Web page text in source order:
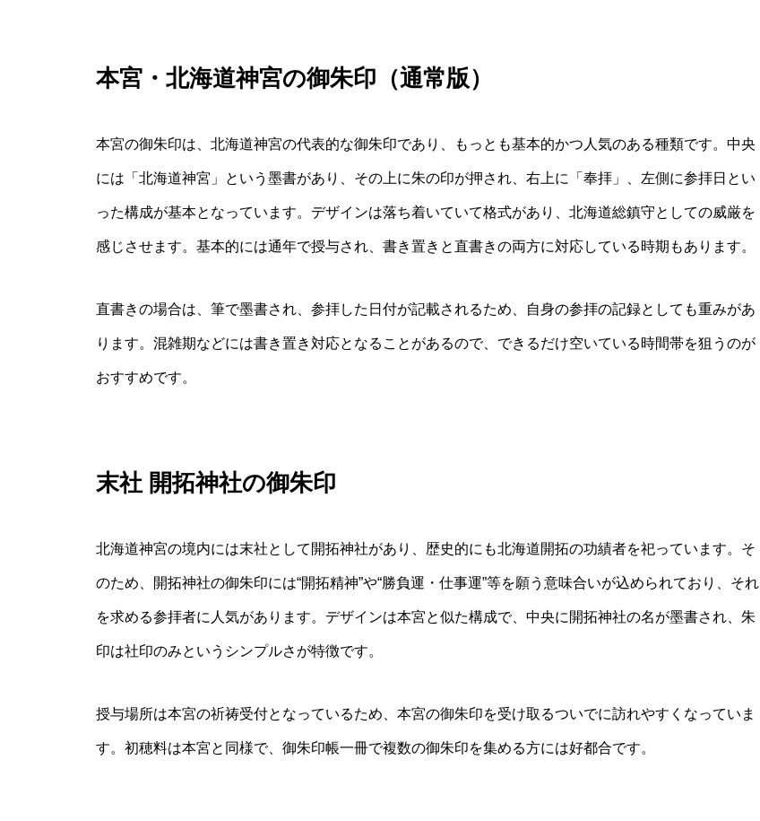
本宮・北海道神宮の御朱印（通常版）
本宮の御朱印は、北海道神宮の代表的な御朱印であり、もっとも基本的かつ人気のある種類です。中央
には「北海道神宮」という墨書があり、その上に朱の印が押され、右上に「奉拝」、左側に参拝日とい
った構成が基本となっています。デザインは落ち着いていて格式があり、北海道総鎮守としての威厳を
感じさせます。基本的には通年で授与され、書き置きと直書きの両方に対応している時期もあります。
直書きの場合は、筆で墨書され、参拝した日付が記載されるため、自身の参拝の記録としても重みがあ
ります。混雑期などには書き置き対応となることがあるので、できるだけ空いている時間帯を狙うのが
おすすめです。
末社 開拓神社の御朱印
北海道神宮の境内には末社として開拓神社があり、歴史的にも北海道開拓の功績者を祀っています。そ
のため、開拓神社の御朱印には“開拓精神”や“勝負運・仕事運”等を願う意味合いが込められており、それ
を求める参拝者に人気があります。デザインは本宮と似た構成で、中央に開拓神社の名が墨書され、朱
印は社印のみというシンプルさが特徴です。
授与場所は本宮の祈祷受付となっているため、本宮の御朱印を受け取るついでに訪れやすくなっていま
す。初穂料は本宮と同様で、御朱印帳一冊で複数の御朱印を集める方には好都合です。